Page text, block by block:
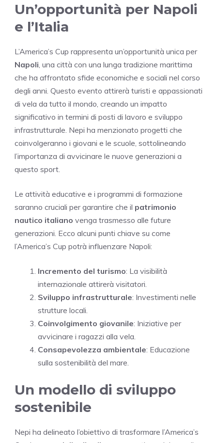
Un’opportunità per Napoli
e l’Italia
L’America’s Cup rappresenta un’opportunità unica per
Napoli , una città con una lunga tradizione marittima
che ha affrontato sfide economiche e sociali nel corso
degli anni. Questo evento attirerà turisti e appassionati
di vela da tutto il mondo, creando un impatto
significativo in termini di posti di lavoro e sviluppo
infrastrutturale. Nepi ha menzionato progetti che
coinvolgeranno i giovani e le scuole, sottolineando
l’importanza di avvicinare le nuove generazioni a
questo sport.
Le attività educative e i programmi di formazione
saranno cruciali per garantire che il patrimonio
nautico italiano venga trasmesso alle future
generazioni. Ecco alcuni punti chiave su come
l’America’s Cup potrà influenzare Napoli:
Incremento del turismo: La visibilità
internazionale attirerà visitatori.
Sviluppo infrastrutturale: Investimenti nelle
strutture locali.
Coinvolgimento giovanile: Iniziative per
avvicinare i ragazzi alla vela.
Consapevolezza ambientale: Educazione
sulla sostenibilità del mare.
Un modello di sviluppo
sostenibile
Nepi ha delineato l’obiettivo di trasformare l’America’s